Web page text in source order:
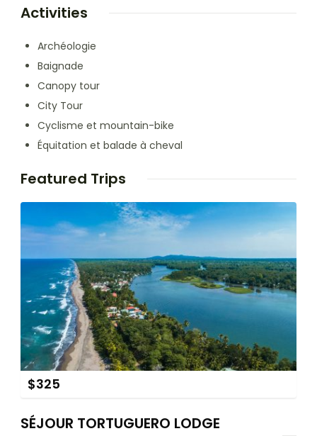
Activities
Archéologie
Baignade
Canopy tour
City Tour
Cyclisme et mountain-bike
Équitation et balade à cheval
Featured Trips
$325
SÉJOUR TORTUGUERO LODGE